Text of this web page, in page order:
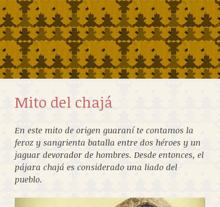
Mito del chajá
En este mito de origen guaraní te contamos la
feroz y sangrienta batalla entre dos héroes y un
jaguar devorador de hombres. Desde entonces, el
pájara chajá es considerado una liado del
pueblo.